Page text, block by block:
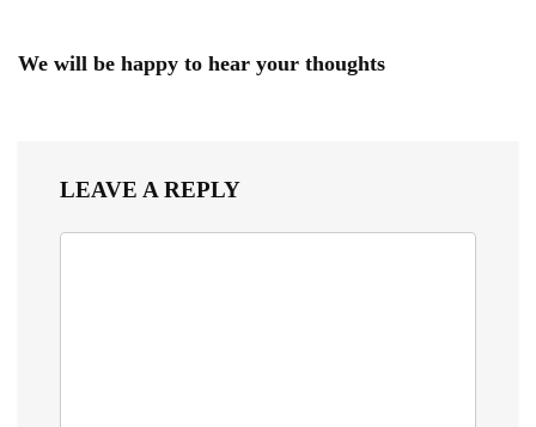
We will be happy to hear your thoughts
LEAVE A REPLY